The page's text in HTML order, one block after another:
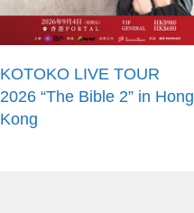
KOTOKO LIVE TOUR
2026 “The Bible 2” in Hong
Kong